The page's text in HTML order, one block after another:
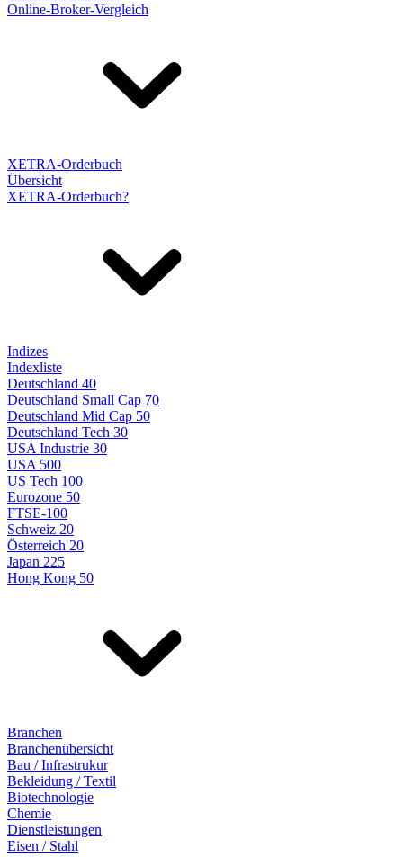
Online-Broker-Vergleich
XETRA-Orderbuch
Übersicht
XETRA-Orderbuch?
Indizes
Indexliste
Deutschland 40
Deutschland Small Cap 70
Deutschland Mid Cap 50
Deutschland Tech 30
USA Industrie 30
USA 500
US Tech 100
Eurozone 50
FTSE-100
Schweiz 20
Österreich 20
Japan 225
Hong Kong 50
Branchen
Branchenübersicht
Bau / Infrastrukur
Bekleidung / Textil
Biotechnologie
Chemie
Dienstleistungen
Eisen / Stahl